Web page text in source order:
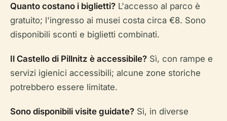
Quanto costano i biglietti? L'accesso al parco è
gratuito; l'ingresso ai musei costa circa €8. Sono
disponibili sconti e biglietti combinati.
Il Castello di Pillnitz è accessibile? Sì, con rampe e
servizi igienici accessibili; alcune zone storiche
potrebbero essere limitate.
Sono disponibili visite guidate? Sì, in diverse